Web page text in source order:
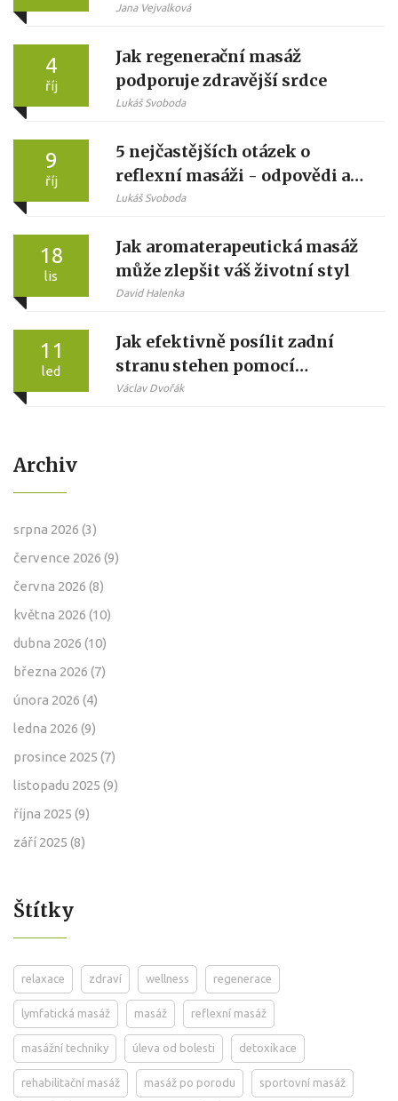
Jana Vejvalková
4
říj
Jak regenerační masáž
podporuje zdravější srdce
Lukáš Svoboda
9
říj
5 nejčastějších otázek o
reflexní masáži - odpovědi a
tipy
Lukáš Svoboda
18
lis
Jak aromaterapeutická masáž
může zlepšit váš životní styl
David Halenka
11
led
Jak efektivně posílit zadní
stranu stehen pomocí
baňkování
Václav Dvořák
Archiv
srpna 2026 (3)
července 2026 (9)
června 2026 (8)
května 2026 (10)
dubna 2026 (10)
března 2026 (7)
února 2026 (4)
ledna 2026 (9)
prosince 2025 (7)
listopadu 2025 (9)
října 2025 (9)
září 2025 (8)
Štítky
relaxace zdraví wellness regenerace
lymfatická masáž masáž reflexní masáž
masážní techniky úleva od bolesti detoxikace
rehabilitační masáž masáž po porodu sportovní masáž